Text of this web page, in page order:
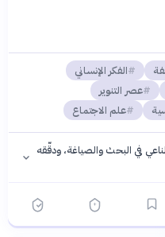
الفكر الإنساني
عصر التنوير
علم الاجتماع
في البحث والصياغة، ودقّقه